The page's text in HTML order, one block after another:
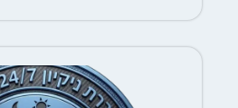
ניקיון